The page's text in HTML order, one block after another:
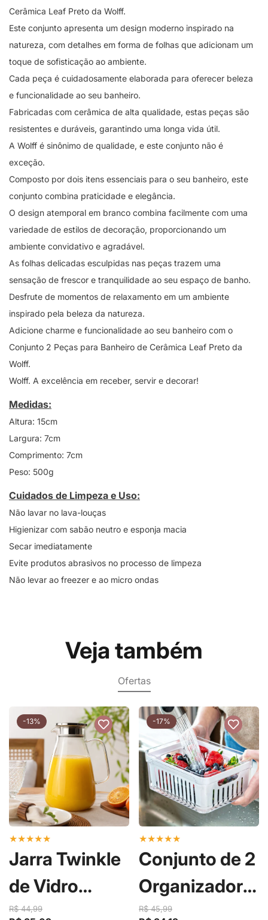
Cerâmica Leaf Preto da Wolff.
Este conjunto apresenta um design moderno inspirado na
natureza, com detalhes em forma de folhas que adicionam um
toque de sofisticação ao ambiente.
Cada peça é cuidadosamente elaborada para oferecer beleza
e funcionalidade ao seu banheiro.
Fabricadas com cerâmica de alta qualidade, estas peças são
resistentes e duráveis, garantindo uma longa vida útil.
A Wolff é sinônimo de qualidade, e este conjunto não é
exceção.
Composto por dois itens essenciais para o seu banheiro, este
conjunto combina praticidade e elegância.
O design atemporal em branco combina facilmente com uma
variedade de estilos de decoração, proporcionando um
ambiente convidativo e agradável.
As folhas delicadas esculpidas nas peças trazem uma
sensação de frescor e tranquilidade ao seu espaço de banho.
Desfrute de momentos de relaxamento em um ambiente
inspirado pela beleza da natureza.
Adicione charme e funcionalidade ao seu banheiro com o
Conjunto 2 Peças para Banheiro de Cerâmica Leaf Preto da
Wolff.
Wolff. A excelência em receber, servir e decorar!
Medidas:
Altura: 15cm
Largura: 7cm
Comprimento: 7cm
Peso: 500g
Cuidados de Limpeza e Uso:
Não lavar no lava-louças
Higienizar com sabão neutro e esponja macia
Secar imediatamente
Evite produtos abrasivos no processo de limpeza
Não levar ao freezer e ao micro ondas
Veja também
Ofertas
-13%
★★★★★
Jarra Twinkle
de Vidro
Borossilicato
R$ 44,99
-17%
★★★★★
Conjunto de 2
Organizadores
de Geladeira
R$ 45,99